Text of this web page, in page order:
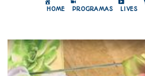
HOME PROGRAMAS LIVES